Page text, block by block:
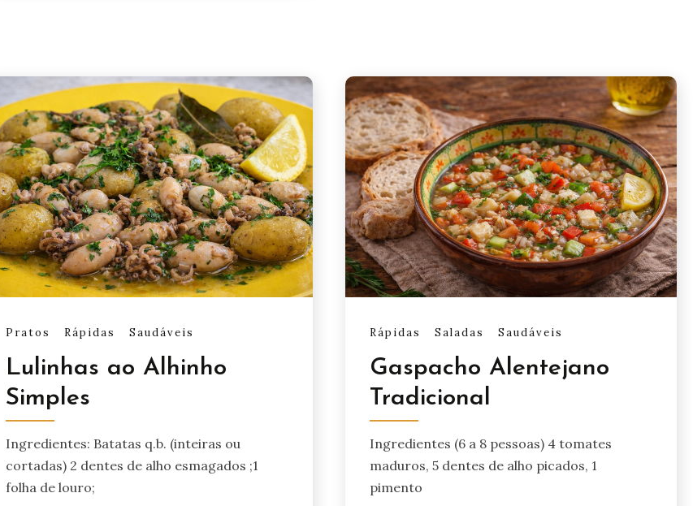
Pratos Rápidas Saudáveis
Lulinhas ao Alhinho
Simples
Ingredientes: Batatas q.b. (inteiras ou
cortadas) 2 dentes de alho esmagados ;1
folha de louro;
Rápidas Saladas Saudáveis
Gaspacho Alentejano
Tradicional
Ingredientes (6 a 8 pessoas) 4 tomates
maduros, 5 dentes de alho picados, 1
pimento